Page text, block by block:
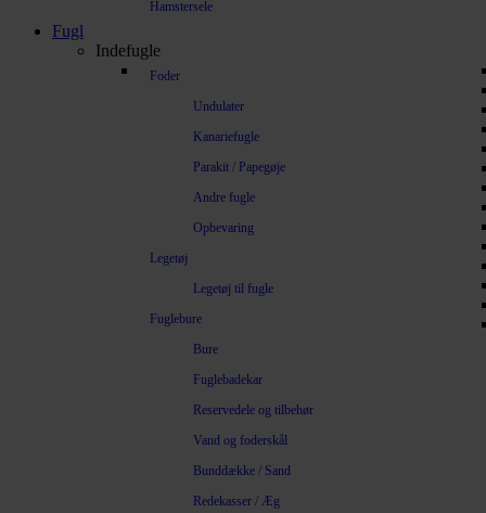
Hamstersele
Fugl
Indefugle
Foder
Undulater
Kanariefugle
Parakit / Papegøje
Andre fugle
Opbevaring
Legetøj
Legetøj til fugle
Fuglebure
Bure
Fuglebadekar
Reservedele og tilbehør
Vand og foderskål
Bunddække / Sand
Redekasser / Æg